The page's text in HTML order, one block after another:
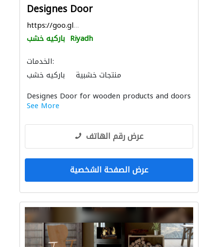
Designes Door
https://goo.gl/maps/kU4KBEqQ8vQfSWnH7
باركيه خشب Riyadh
الخدمات:
باركيه خشب
منتجات خشبية
Designes Door for wooden products and doors
See More
عرض رقم الهاتف
عرض الصفحة الشخصية